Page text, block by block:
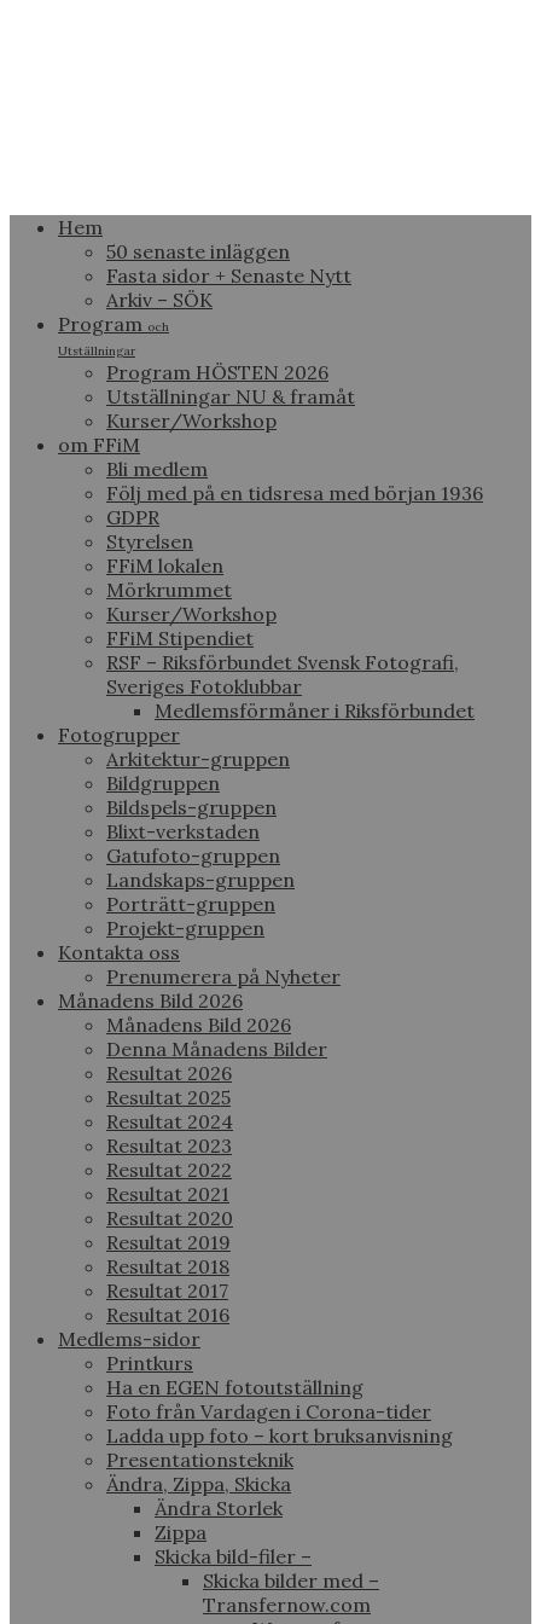
Hem
50 senaste inläggen
Fasta sidor + Senaste Nytt
Arkiv – SÖK
Program och
Utställningar
Program HÖSTEN 2026
Utställningar NU & framåt
Kurser/Workshop
om FFiM
Bli medlem
Följ med på en tidsresa med början 1936
GDPR
Styrelsen
FFiM lokalen
Mörkrummet
Kurser/Workshop
FFiM Stipendiet
RSF – Riksförbundet Svensk Fotografi,
Sveriges Fotoklubbar
Medlemsförmåner i Riksförbundet
Fotogrupper
Arkitektur-gruppen
Bildgruppen
Bildspels-gruppen
Blixt-verkstaden
Gatufoto-gruppen
Landskaps-gruppen
Porträtt-gruppen
Projekt-gruppen
Kontakta oss
Prenumerera på Nyheter
Månadens Bild 2026
Månadens Bild 2026
Denna Månadens Bilder
Resultat 2026
Resultat 2025
Resultat 2024
Resultat 2023
Resultat 2022
Resultat 2021
Resultat 2020
Resultat 2019
Resultat 2018
Resultat 2017
Resultat 2016
Medlems-sidor
Printkurs
Ha en EGEN fotoutställning
Foto från Vardagen i Corona-tider
Ladda upp foto – kort bruksanvisning
Presentationsteknik
Ändra, Zippa, Skicka
Ändra Storlek
Zippa
Skicka bild-filer –
Skicka bilder med –
Transfernow.com